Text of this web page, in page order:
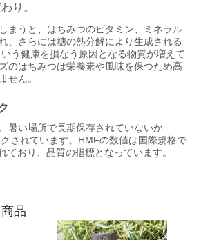
り。
まうと、はちみつのビタミン、ミネラル
、さらには糖の熱分解により生成される
う健康を損なう原因となる物質が増えて
のはちみつは栄養素や風味を保つため高
せん。
暑い場所で長期保存されていないか
クされています。HMFの数値は国際規格で
ており、品質の指標となっています。
品